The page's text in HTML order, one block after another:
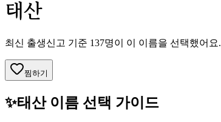
태산
최신 출생신고 기준 137명이 이 이름을 선택했어요.
찜하기
✨태산이름 선택 가이드